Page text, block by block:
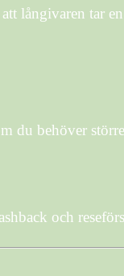
långivaren tar
du behöver
och